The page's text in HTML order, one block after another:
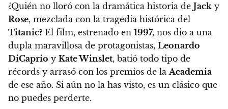
¿Quién no lloró con la dramática historia de Jack y
Rose, mezclada con la tragedia histórica del
Titanic? El film, estrenado en 1997, nos dio a una
dupla maravillosa de protagonistas, Leonardo
DiCaprio y Kate Winslet, batió todo tipo de
récords y arrasó con los premios de la Academia
de ese año. Si aún no la has visto, es un clásico que
no puedes perderte.